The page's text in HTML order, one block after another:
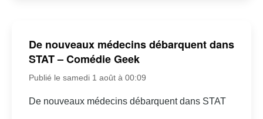
De nouveaux médecins débarquent dans
STAT – Comédie Geek
Publié le samedi 1 août à 00:09
De nouveaux médecins débarquent dans STAT